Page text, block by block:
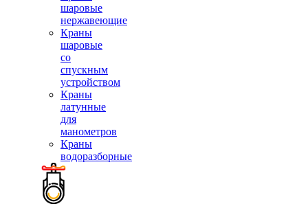
шаровые
нержавеющие
Краны
шаровые
со
спускным
устройством
Краны
латунные
для
манометров
Краны
водоразборные